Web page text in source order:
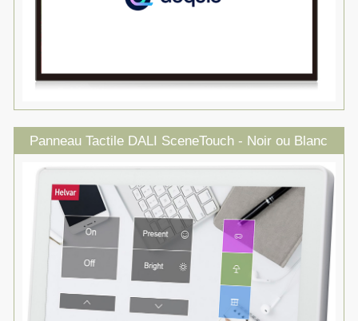
Panneau Tactile DALI SceneTouch - Noir ou Blanc